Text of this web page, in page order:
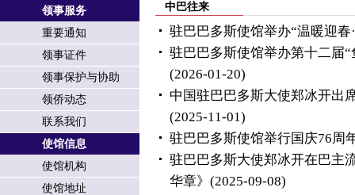
领事服务
重要通知
领事证件
领事保护与协助
领侨动态
联系我们
使馆信息
使馆机构
使馆地址
中巴往来
驻巴巴多斯使馆举办“温暖迎
驻巴巴多斯使馆举办第十二届
(2026-01-20)
中国驻巴巴多斯大使郑冰开出
(2025-11-01)
驻巴巴多斯使馆举行国庆76周
驻巴巴多斯大使郑冰开在巴主
华章》 (2025-09-08)